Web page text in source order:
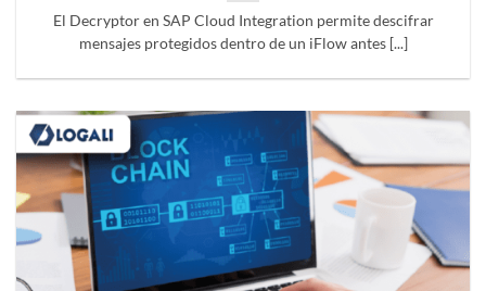
El Decryptor en SAP Cloud Integration permite descifrar
mensajes protegidos dentro de un iFlow antes [...]